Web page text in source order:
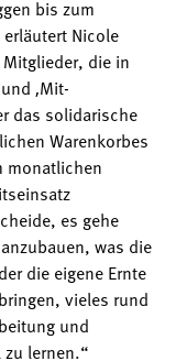
bis zum
Nicole
die in
‚Mit-
das solidarische
Warenkorbes
monatlichen
es gehe
was die
die eigene Ernte
vieles rund
und
lernen.“